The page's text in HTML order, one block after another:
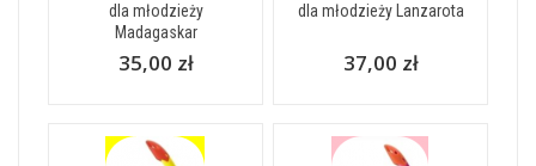
dla młodzieży
Madagaskar
35,00 zł
dla młodzieży Lanzarota
37,00 zł